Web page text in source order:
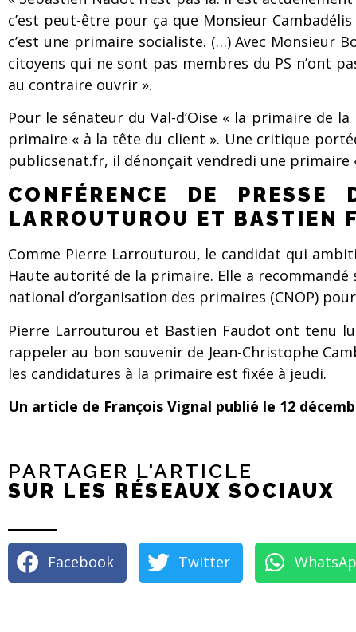
c’est peut-être pour ça que Monsieur
c’est une primaire socialiste. (…) Avec Monsieur
citoyens qui ne sont pas membres du PS n’ont
au contraire ouvrir ».
Pour le sénateur du Val-d’Oise « la primaire de la
primaire « à la tête du client ». Une critique
publicsenat.fr, il dénonçait vendredi une primaire
CONFÉRENCE DE
LARROUTUROU ET BASTIEN
Comme Pierre Larrouturou, le candidat qui
Haute autorité de la primaire. Elle a
national d’organisation des primaires (CNOP)
Pierre Larrouturou et Bastien Faudot ont tenu
rappeler au bon souvenir de Jean-Christophe
les candidatures à la primaire est fixée à jeudi.
Un article de François Vignal publié le 12
PARTAGER L'ARTICLE
SUR LES RÉSEAUX SOCIAUX
Facebook Twitter